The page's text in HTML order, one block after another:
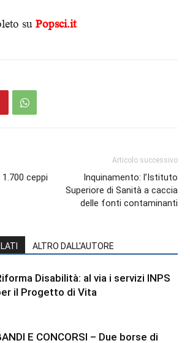
su Popsci.it
ceppi
Articolo successivo
Inquinamento: l’Istituto
Superiore di Sanità a caccia
delle fonti contaminanti
ALTRO DALL'AUTORE
Disabilità: al via i servizi INPS
il Progetto di Vita
E CONCORSI – Due borse di